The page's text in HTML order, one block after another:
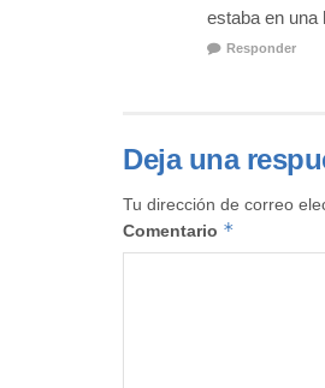
estaba en una
Responder
Deja una
Tu dirección de correo
Comentario *